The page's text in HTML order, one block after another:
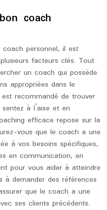
coach
coach personnel, il est
facteurs clés. Tout
un coach qui possède
appropriées dans le
recommandé de trouver
à l’aise et en
efficace repose sur la
vous que le coach a une
à vos besoins spécifiques,
en communication, en
pour vous aider à atteindre
à demander des références
que le coach a une
ses clients précédents.